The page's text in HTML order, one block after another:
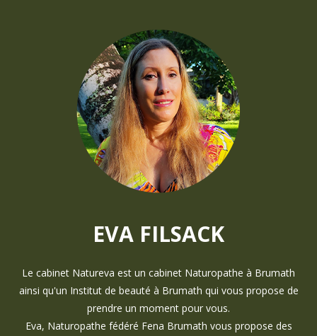
EVA FILSACK
Le cabinet Natureva est un cabinet Naturopathe à Brumath
ainsi qu'un Institut de beauté à Brumath qui vous propose de
prendre un moment pour vous.
Eva, Naturopathe fédéré Fena Brumath vous propose des